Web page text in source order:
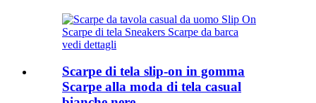
vedi dettagli
Scarpe di tela slip-on in gomma
Scarpe alla moda di tela casual